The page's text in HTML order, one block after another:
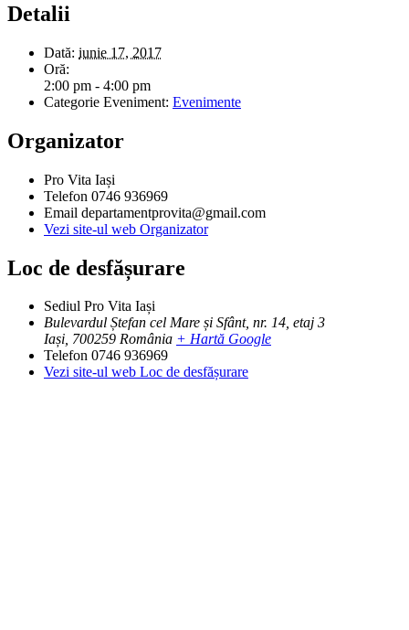
Detalii
Dată: iunie 17, 2017
Oră:
2:00 pm - 4:00 pm
Categorie Eveniment: Evenimente
Organizator
Pro Vita Iași
Telefon 0746 936969
Email departamentprovita@gmail.com
Vezi site-ul web Organizator
Loc de desfășurare
Sediul Pro Vita Iași
Bulevardul Ștefan cel Mare și Sfânt, nr. 14, etaj 3
Iași, 700259 România + Hartă Google
Telefon 0746 936969
Vezi site-ul web Loc de desfășurare